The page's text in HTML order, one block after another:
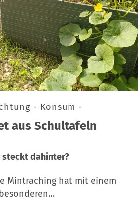
- Konsum -
aus Schultafeln
steckt dahinter?
Mintraching hat mit einem
besonderen…